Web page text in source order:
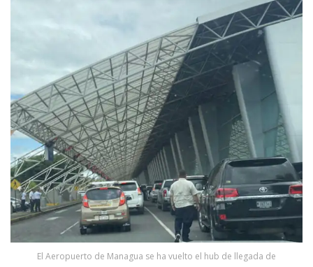
El Aeropuerto de Managua se ha vuelto el hub de llegada de